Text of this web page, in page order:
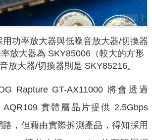
功率放大器與低噪音放大器/切換器
放大器為 SKY85006（較大的方形
放大器/切換器則是 SKY85216。
Rapture GT-AX11000 將會透過
AQR109 實體層晶片提供 2.5Gbps
，但藉由實際拆測產品，得知採用